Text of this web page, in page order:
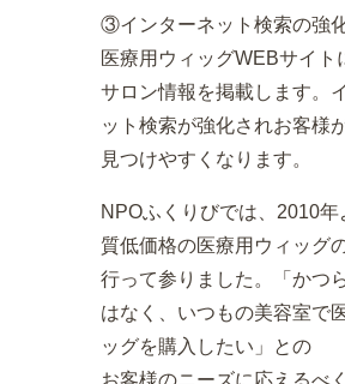
③インターネット検索の強
医療用ウィッグWEBサイト
サロン情報を掲載します。
ット検索が強化されお客様
見つけやすくなります。
NPOふくりびでは、2010年
質低価格の医療用ウィッグ
行って参りました。「かつ
はなく、いつもの美容室で
ッグを購入したい」との
お客様のニーズに応えるべ